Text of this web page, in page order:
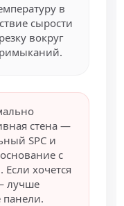
в
сырости
вокруг
стена —
SPC и
с
хочется
лучше
панели.